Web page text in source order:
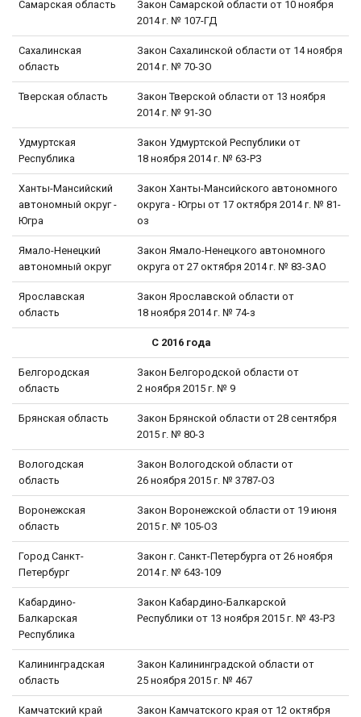
Самарская область
Закон Самарской области от 10 ноября
2014 г. № 107-ГД
Сахалинская
область
Закон Сахалинской области от 14 ноября
2014 г. № 70-ЗО
Тверская область
Закон Тверской области от 13 ноября
2014 г. № 91-ЗО
Удмуртская
Республика
Закон Удмуртской Республики от
18 ноября 2014 г. № 63-РЗ
Ханты-Мансийский
автономный округ -
Югра
Закон Ханты-Мансийского автономного
округа - Югры от 17 октября 2014 г. № 81-
оз
Ямало-Ненецкий
автономный округ
Закон Ямало-Ненецкого автономного
округа от 27 октября 2014 г. № 83-ЗАО
Ярославская
область
Закон Ярославской области от
18 ноября 2014 г. № 74-з
С 2016 года
Белгородская
область
Закон Белгородской области от
2 ноября 2015 г. № 9
Брянская область
Закон Брянской области от 28 сентября
2015 г. № 80-З
Вологодская
область
Закон Вологодской области от
26 ноября 2015 г. № 3787-ОЗ
Воронежская
область
Закон Воронежской области от 19 июня
2015 г. № 105-ОЗ
Город Санкт-
Петербург
Закон г. Санкт-Петербурга от 26 ноября
2014 г. № 643-109
Кабардино-
Балкарская
Республика
Закон Кабардино-Балкарской
Республики от 13 ноября 2015 г. № 43-РЗ
Калининградская
область
Закон Калининградской области от
25 ноября 2015 г. № 467
Камчатский край
Закон Камчатского края от 12 октября